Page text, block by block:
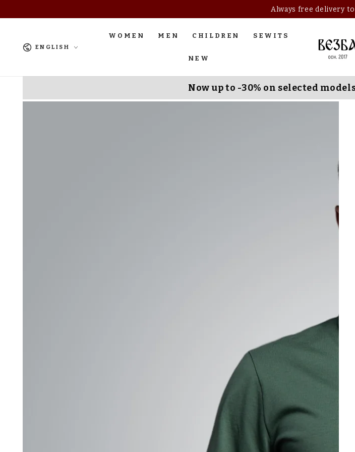
Always free delivery
Language
ENGLISH
WOMEN MEN CHILDREN SEWITS
NEW
Now up to -30% on selected
SKIP TO